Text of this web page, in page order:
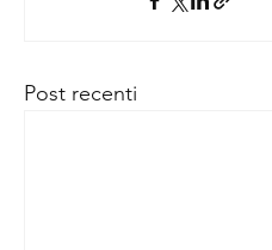
Post recenti